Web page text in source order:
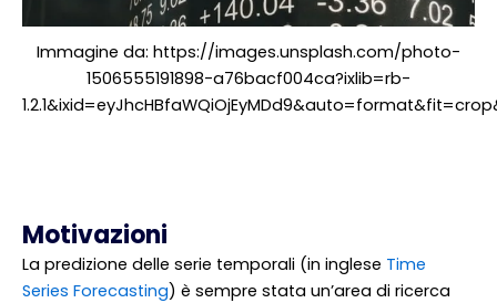
Immagine da: https://images.unsplash.com/photo-
1506555191898-a76bacf004ca?ixlib=rb-
Motivazioni
La predizione delle serie temporali (in inglese Time
Series Forecasting) è sempre stata un’area di ricerca